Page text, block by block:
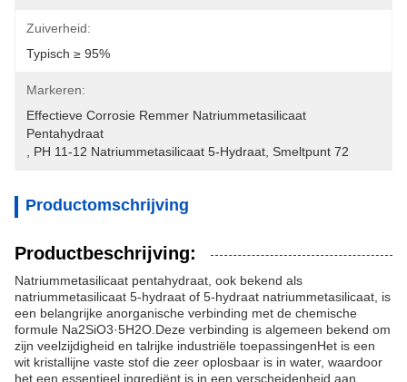
Zuiverheid:
Typisch ≥ 95%
Markeren:
Effectieve Corrosie Remmer Natriummetasilicaat
Pentahydraat
PH 11-12 Natriummetasilicaat 5-Hydraat Smeltpunt 72
Productomschrijving
Productbeschrijving:
Natriummetasilicaat pentahydraat, ook bekend als
natriummetasilicaat 5-hydraat of 5-hydraat natriummetasilicaat, is
een belangrijke anorganische verbinding met de chemische
formule Na2SiO3·5H2O.Deze verbinding is algemeen bekend om
zijn veelzijdigheid en talrijke industriële toepassingenHet is een
wit kristallijne vaste stof die zeer oplosbaar is in water, waardoor
het een essentieel ingrediënt is in een verscheidenheid aan